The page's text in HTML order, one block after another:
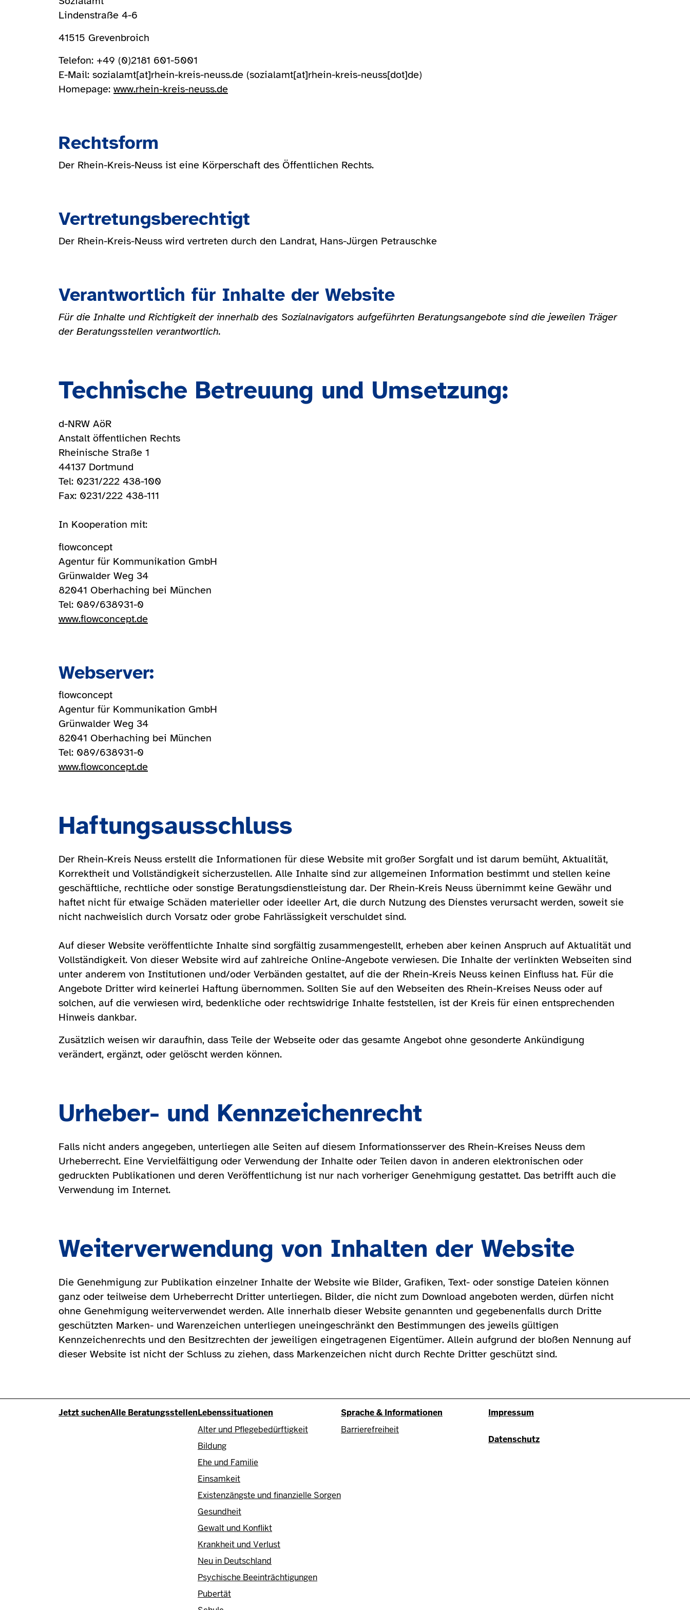
Lindenstraße 4-6
41515 Grevenbroich
Telefon: +49 (0)2181 601-5001
E-Mail: sozialamt[at]rhein-kreis-neuss.de (sozialamt[at]rhein-kreis-neuss[dot]de)
Homepage: www.rhein-kreis-neuss.de
Rechtsform
Der Rhein-Kreis-Neuss ist eine Körperschaft des Öffentlichen Rechts.
Vertretungsberechtigt
Der Rhein-Kreis-Neuss wird vertreten durch den Landrat, Hans-Jürgen Petrauschke
Verantwortlich für Inhalte der Website
Für die Inhalte und Richtigkeit der innerhalb des Sozialnavigators aufgeführten Beratungsangebote sind die jeweilen Träger
der Beratungsstellen verantwortlich.
Technische Betreuung und Umsetzung:
d-NRW AöR
Anstalt öffentlichen Rechts
Rheinische Straße 1
44137 Dortmund
Tel: 0231/222 438-100
Fax: 0231/222 438-111
In Kooperation mit:
flowconcept
Agentur für Kommunikation GmbH
Grünwalder Weg 34
82041 Oberhaching bei München
Tel: 089/638931-0
www.flowconcept.de
Webserver:
flowconcept
Agentur für Kommunikation GmbH
Grünwalder Weg 34
82041 Oberhaching bei München
Tel: 089/638931-0
www.flowconcept.de
Haftungsausschluss
Der Rhein-Kreis Neuss erstellt die Informationen für diese Website mit großer Sorgfalt und ist darum bemüht, Aktualität,
Korrektheit und Vollständigkeit sicherzustellen. Alle Inhalte sind zur allgemeinen Information bestimmt und stellen keine
geschäftliche, rechtliche oder sonstige Beratungsdienstleistung dar. Der Rhein-Kreis Neuss übernimmt keine Gewähr und
haftet nicht für etwaige Schäden materieller oder ideeller Art, die durch Nutzung des Dienstes verursacht werden, soweit sie
nicht nachweislich durch Vorsatz oder grobe Fahrlässigkeit verschuldet sind.
Auf dieser Website veröffentlichte Inhalte sind sorgfältig zusammengestellt, erheben aber keinen Anspruch auf Aktualität und
Vollständigkeit. Von dieser Website wird auf zahlreiche Online-Angebote verwiesen. Die Inhalte der verlinkten Webseiten sind
unter anderem von Institutionen und/oder Verbänden gestaltet, auf die der Rhein-Kreis Neuss keinen Einfluss hat. Für die
Angebote Dritter wird keinerlei Haftung übernommen. Sollten Sie auf den Webseiten des Rhein-Kreises Neuss oder auf
solchen, auf die verwiesen wird, bedenkliche oder rechtswidrige Inhalte feststellen, ist der Kreis für einen entsprechenden
Hinweis dankbar.
Zusätzlich weisen wir daraufhin, dass Teile der Webseite oder das gesamte Angebot ohne gesonderte Ankündigung
verändert, ergänzt, oder gelöscht werden können.
Urheber- und Kennzeichenrecht
Falls nicht anders angegeben, unterliegen alle Seiten auf diesem Informationsserver des Rhein-Kreises Neuss dem
Urheberrecht. Eine Vervielfältigung oder Verwendung der Inhalte oder Teilen davon in anderen elektronischen oder
gedruckten Publikationen und deren Veröffentlichung ist nur nach vorheriger Genehmigung gestattet. Das betrifft auch die
Verwendung im Internet.
Weiterverwendung von Inhalten der Website
Die Genehmigung zur Publikation einzelner Inhalte der Website wie Bilder, Grafiken, Text- oder sonstige Dateien können
ganz oder teilweise dem Urheberrecht Dritter unterliegen. Bilder, die nicht zum Download angeboten werden, dürfen nicht
ohne Genehmigung weiterverwendet werden. Alle innerhalb dieser Website genannten und gegebenenfalls durch Dritte
geschützten Marken- und Warenzeichen unterliegen uneingeschränkt den Bestimmungen des jeweils gültigen
Kennzeichenrechts und den Besitzrechten der jeweiligen eingetragenen Eigentümer. Allein aufgrund der bloßen Nennung auf
dieser Website ist nicht der Schluss zu ziehen, dass Markenzeichen nicht durch Rechte Dritter geschützt sind.
Fußzeile - Hauptnavigation/Sitemap
Jetzt suchenAlle BeratungsstellenLebenssituationen
Alter und Pflegebedürftigkeit
Bildung
Ehe und Familie
Einsamkeit
Existenzängste und finanzielle Sorgen
Gesundheit
Gewalt und Konflikt
Krankheit und Verlust
Neu in Deutschland
Psychische Beeinträchtigungen
Pubertät
Sprache & Informationen
Barrierefreiheit
Fußzeile
Impressum
Datenschutz